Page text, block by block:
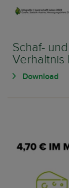
Schaf-
Verhältnis
Download